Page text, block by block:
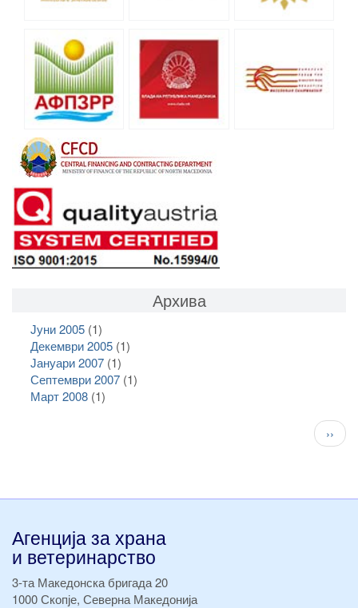
Архива
Јуни 2005(1)
Декември 2005(1)
Јануари 2007(1)
Септември 2007(1)
Март 2008(1)
››
Агенција за храна
и ветеринарство
3-та Македонска бригада 20
1000 Скопје, Северна Македонија